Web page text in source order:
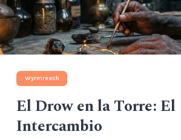
Wyrmreach
El Drow en la Torre: El
Intercambio